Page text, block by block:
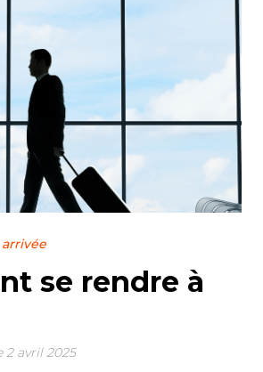
se rendre à
2 avril 2025